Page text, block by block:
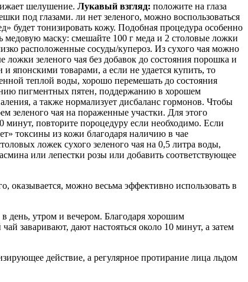
шелушение. Лукавый взгляд: положите на глаза
под глазами. ли нет зеленого, можно воспользоваться
будет тонизировать кожу. Подобная процедура особенно
медовую маску: смешайте 100 г меда и 2 столовые ложки
расположенные сосуды/купероз. Из сухого чая можно
зеленого чая без добавок до состояния порошка и
товарами, а если не удается купить, то
теплой воды, хорошо перемешать до состояния
пигментных пятен, поддержанию в хорошем
а также нормализует дисбаланс гормонов. Чтобы
зеленого чая на пораженные участки. Для этого
минут, повторите пороцедуру если необходимо. Если
токсины из кожи благодаря наличию в чае
ложек сухого зеленого чая на 0,5 литра воды,
или лепестки розы или добавить соответствующее
оказывается, можно весьма эффективно использовать в
день, утром и вечером. Благодаря хорошим
заваривают, дают настояться около 10 минут, а затем
действие, а регулярное протирание лица льдом